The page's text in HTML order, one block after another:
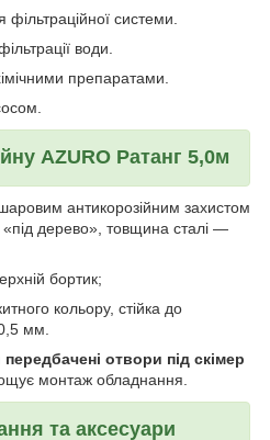
фільтраційної системи.
води.
препаратами.
AZURO Ратанг 5,0м
антикорозійним захистом
дерево», товщина сталі —
бортик;
кольору, стійка до
мм.
отвори під скімер
монтаж обладнання.
та аксесуари